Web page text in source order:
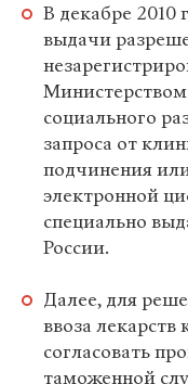
В декабре 2010
выдачи
социального
запроса от
подчинения
электронной
специально
России.
Далее, для
ввоза
согласовать
таможенной